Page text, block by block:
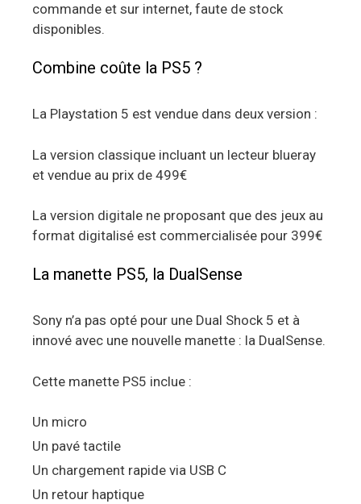
commande et sur internet, faute de stock
disponibles.
Combine coûte la PS5 ?
La Playstation 5 est vendue dans deux version :
La version classique incluant un lecteur blueray
et vendue au prix de 499€
La version digitale ne proposant que des jeux au
format digitalisé est commercialisée pour 399€
La manette PS5, la DualSense
Sony n’a pas opté pour une Dual Shock 5 et à
innové avec une nouvelle manette : la DualSense.
Cette manette PS5 inclue :
Un micro
Un pavé tactile
Un chargement rapide via USB C
Un retour haptique